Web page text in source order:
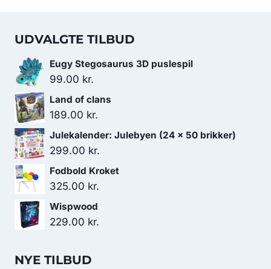
UDVALGTE TILBUD
Eugy Stegosaurus 3D puslespil
99.00 kr.
Land of clans
189.00 kr.
Julekalender: Julebyen (24 x 50 brikker)
299.00 kr.
Fodbold Kroket
325.00 kr.
Wispwood
229.00 kr.
NYE TILBUD